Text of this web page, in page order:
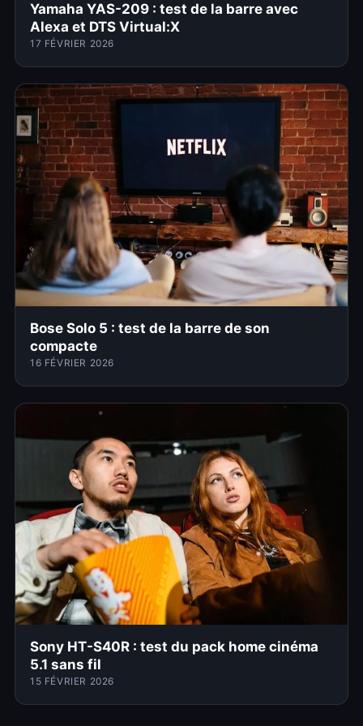
Yamaha YAS-209 : test de la barre avec
Alexa et DTS Virtual:X
17 FÉVRIER 2026
Bose Solo 5 : test de la barre de son
compacte
16 FÉVRIER 2026
Sony HT-S40R : test du pack home cinéma
5.1 sans fil
15 FÉVRIER 2026